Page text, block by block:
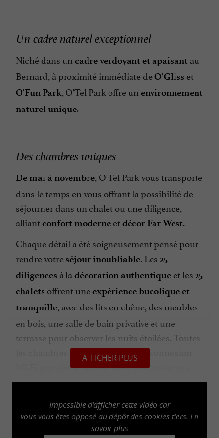
Un cadre naturel exceptionnel
Niché dans un cadre verdoyant et apaisant au
Bernard, à proximité immédiate deO'Gliss et
O'Fun Park, O'Tel Park offre un environnement
naturel unique.
Des chambres uniques
De mai à novembre, O'Tel Park vous transporte
dans le temps en vous offrant la possibilité de
séjourner dans un chalet ou une diligence,
alliantconfort moderne etdécor Far West.
Chaque détail a été soigneusement pensé pour
rendre votre séjour inoubliable. Les 25
diligences à la décoration authentique et les 25
chalets offrent uneexpérience bucolique et
tranquille, avec des lits en chêne, des meubles
en bois, une salle de bain privative et une
terrasse pour observer les nuits étoilées. Toutes
les chambres sont équipées d'une connexion
Wi-Fi gratuite, d'un téléviseur avec accès aux
chaînes françaises et aux plateformes de
De plus, sa proximité avec les parcs vendéens
O'Gliss Park et O'Fun Park ainsi qu'un
AFFICHER PLUS
Impossible d'afficher cette vidéo car
vous vous êtes opposé au dépôt des cookies tiers. En
savoir plus